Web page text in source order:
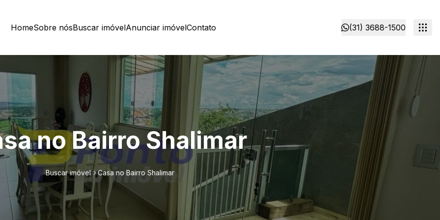
HomeSobre nósBuscar imóvelAnunciar imóvelContato (31) 3688-1500
no Bairro Shalimar
Buscar imóvel Casa no Bairro Shalimar